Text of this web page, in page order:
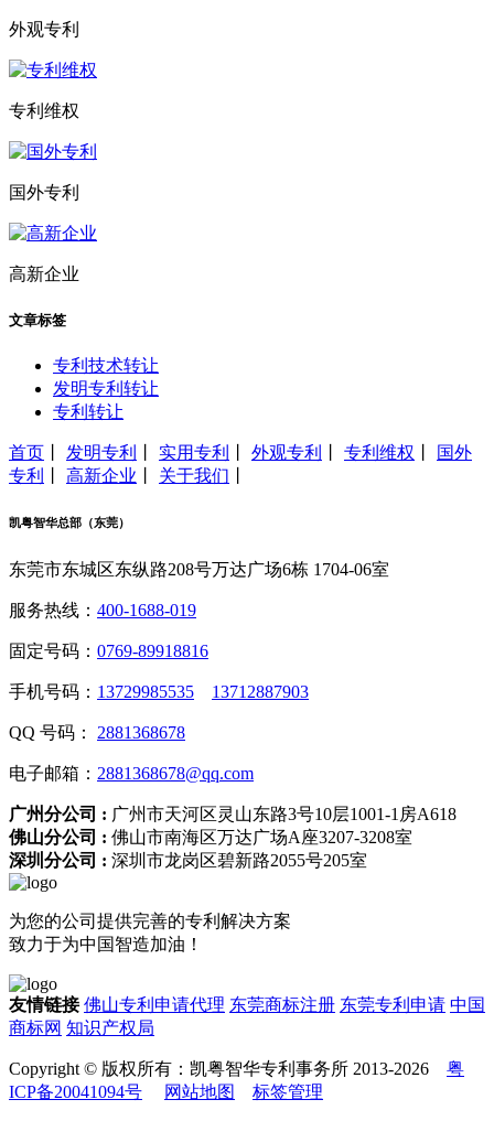
外观专利
专利维权
国外专利
高新企业
文章标签
专利技术转让
发明专利转让
专利转让
首页 发明专利 实用专利 外观专利 专利维权
国外
专利
高新企业 关于我们
凯粤智华总部（东莞）
东莞市东城区东纵路208号万达广场6栋 1704-06室
服务热线： 400-1688-019
固定号码： 0769-89918816
手机号码： 13729985535 13712887903
QQ 号码： 2881368678
电子邮箱： 2881368678@qq.com
广州分公司 : 广州市天河区灵山东路3号10层1001-1房A618
佛山分公司 : 佛山市南海区万达广场A座3207-3208室
深圳分公司 : 深圳市龙岗区碧新路2055号205室
为您的公司提供完善的专利解决方案
致力于为中国智造加油！
友情链接 佛山专利申请代理 东莞商标注册 东莞专利申请 中国
商标网 知识产权局
Copyright © 版权所有：凯粤智华专利事务所 2013-2026 粤
ICP备20041094号
网站地图 标签管理